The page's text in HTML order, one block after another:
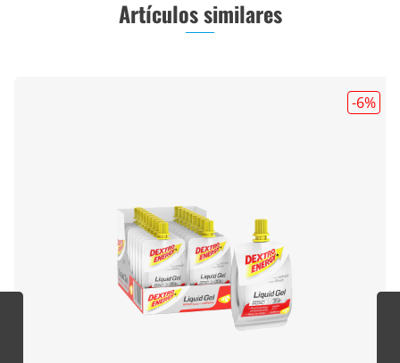
Artículos similares
-6%